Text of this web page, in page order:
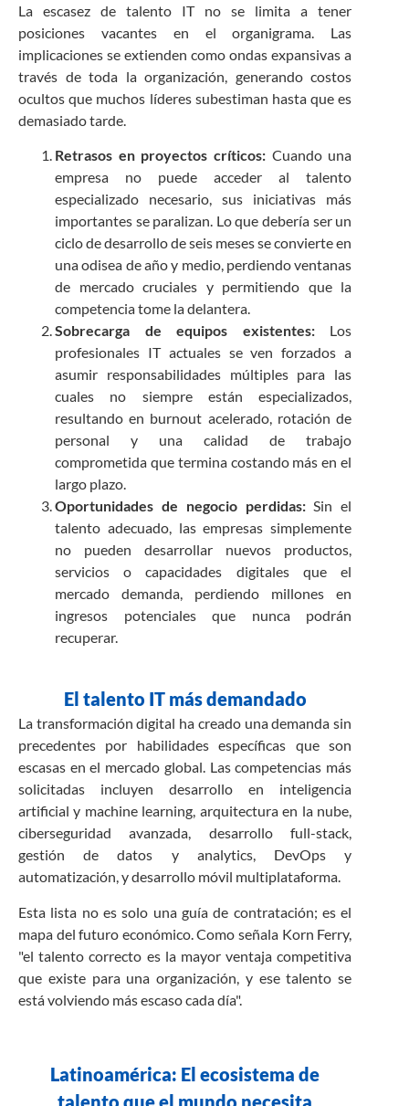
La escasez de talento IT no se limita a tener
posiciones vacantes en el organigrama. Las
implicaciones se extienden como ondas expansivas a
través de toda la organización, generando costos
ocultos que muchos líderes subestiman hasta que es
demasiado tarde.
Retrasos en proyectos críticos:Cuando una
empresa no puede acceder al talento
especializado necesario, sus iniciativas más
importantes se paralizan. Lo que debería ser un
ciclo de desarrollo de seis meses se convierte en
una odisea de año y medio, perdiendo ventanas
de mercado cruciales y permitiendo que la
competencia tome la delantera.
Sobrecarga de equipos existentes:Los
profesionales IT actuales se ven forzados a
asumir responsabilidades múltiples para las
cuales no siempre están especializados,
resultando en burnout acelerado, rotación de
personal y una calidad de trabajo
comprometida que termina costando más en el
largo plazo.
Oportunidades de negocio perdidas:Sin el
talento adecuado, las empresas simplemente
no pueden desarrollar nuevos productos,
servicios o capacidades digitales que el
mercado demanda, perdiendo millones en
ingresos potenciales que nunca podrán
recuperar.
El talento IT más demandado
La transformación digital ha creado una demanda sin
precedentes por habilidades específicas que son
escasas en el mercado global. Las competencias más
solicitadas incluyen desarrollo en inteligencia
artificial y machine learning, arquitectura en la nube,
ciberseguridad avanzada, desarrollo full-stack,
gestión de datos y analytics, DevOps y
automatización, y desarrollo móvil multiplataforma.
Esta lista no es solo una guía de contratación; es el
mapa del futuro económico. Como señala Korn Ferry,
"el talento correcto es la mayor ventaja competitiva
que existe para una organización, y ese talento se
está volviendo más escaso cada día".
Latinoamérica: El ecosistema de
talento que el mundo necesita